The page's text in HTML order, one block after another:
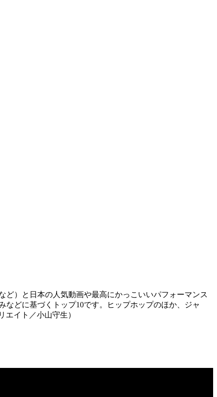
ど）と日本の人気動画や最高にかっこいいパフォーマンス
などに基づくトップ10です。ヒップホップのほか、ジャ
イト／小山守生）